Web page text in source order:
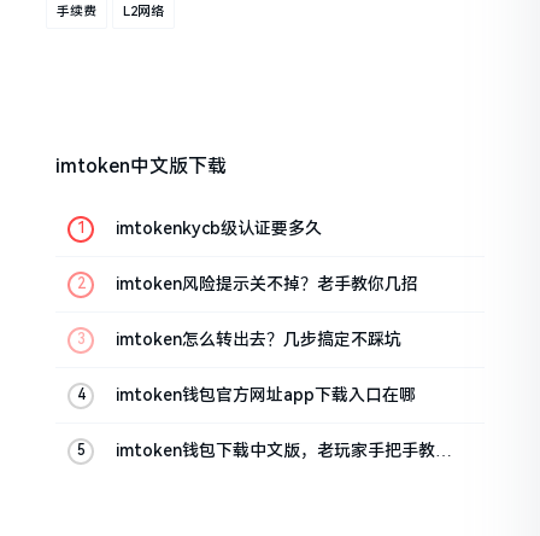
手续费 L2网络
imtoken中文版下载
imtokenkycb级认证要多久
imtoken风险提示关不掉？老手教你几招
imtoken怎么转出去？几步搞定不踩坑
imtoken钱包官方网址app下载入口在哪
imtoken钱包下载中文版，老玩家手把手教你